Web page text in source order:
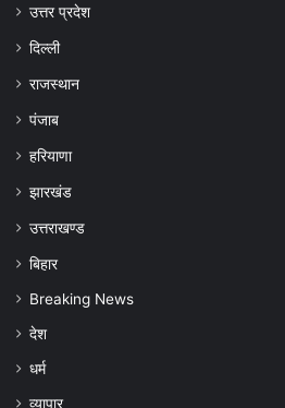
उत्तर प्रदेश
दिल्ली
राजस्थान
पंजाब
हरियाणा
झारखंड
उत्तराखण्ड
बिहार
Breaking News
देश
धर्म
व्यापार